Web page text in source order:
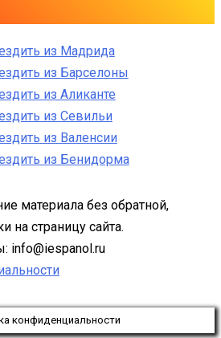
из Мадрида
из Барселоны
из Аликанте
из Севильи
из Валенсии
из Бенидорма
материала без обратной,
на страницу сайта.
info@iespanol.ru
конфиденциальности